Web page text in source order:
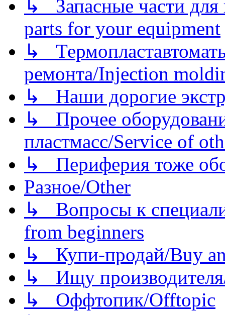
↳ Запасные части для
parts for your equipment
↳
ремонта/Injection
↳ Наши дорогие
↳ Прочее
пластмасс/Service of
↳ Периферия тоже
Разное/Other
↳ Вопросы к
from beginners
↳ Купи-продай/Buy
↳ Ищу
↳ Оффтопик/Offtopic